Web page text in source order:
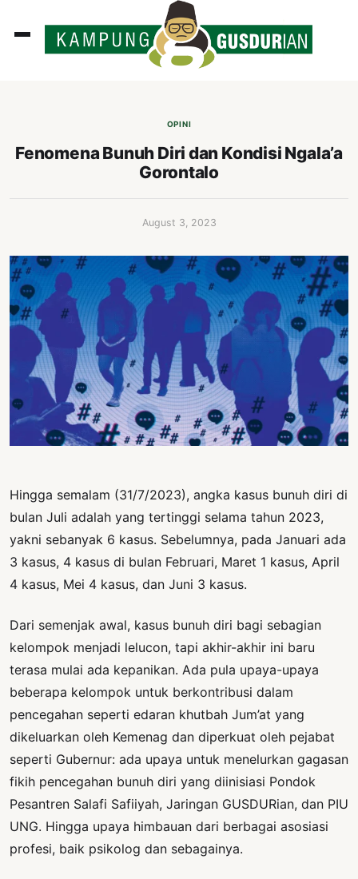
OPINI
Fenomena Bunuh Diri dan Kondisi Ngala’a
Gorontalo
August 3, 2023
Hingga semalam (31/7/2023), angka kasus bunuh diri di
bulan Juli adalah yang tertinggi selama tahun 2023,
yakni sebanyak 6 kasus. Sebelumnya, pada Januari ada
3 kasus, 4 kasus di bulan Februari, Maret 1 kasus, April
4 kasus, Mei 4 kasus, dan Juni 3 kasus.
Dari semenjak awal, kasus bunuh diri bagi sebagian
kelompok menjadi lelucon, tapi akhir-akhir ini baru
terasa mulai ada kepanikan. Ada pula upaya-upaya
beberapa kelompok untuk berkontribusi dalam
pencegahan seperti edaran khutbah Jum’at yang
dikeluarkan oleh Kemenag dan diperkuat oleh pejabat
seperti Gubernur: ada upaya untuk menelurkan gagasan
fikih pencegahan bunuh diri yang diinisiasi Pondok
Pesantren Salafi Safiiyah, Jaringan GUSDURian, dan PIU
UNG. Hingga upaya himbauan dari berbagai asosiasi
profesi, baik psikolog dan sebagainya.